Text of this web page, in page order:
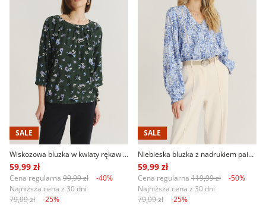
SALE
Wiskozowa bluzka w kwiaty rękaw 3/4
59,99 zł
Cena regularna 99,99 zł
-40%
Najniższa cena z 30 dni
79,99 zł
-25%
SALE
Niebieska bluzka z nadrukiem paisley
59,99 zł
Cena regularna 119,99 zł
-50%
Najniższa cena z 30 dni
79,99 zł
-25%